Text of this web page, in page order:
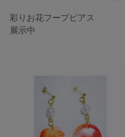
彩りお花フープピアス
展示中